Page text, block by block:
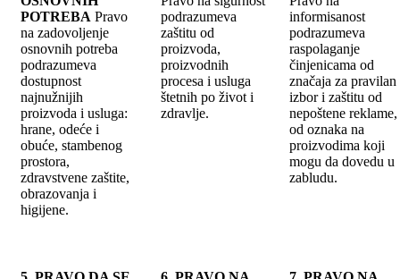
POTREBA Pravo
na zadovoljenje
osnovnih potreba
podrazumeva
dostupnost
najnužnijih
proizvoda i usluga:
hrane, odeće i
obuće, stambenog
prostora,
zdravstvene zaštite,
obrazovanja i
higijene.
podrazumeva
zaštitu od
proizvoda,
proizvodnih
procesa i usluga
štetnih po život i
zdravlje.
informisanost
podrazumeva
raspolaganje
činjenicama od
značaja za pravilan
izbor i zaštitu od
nepoštene
od oznaka na
proizvodima koji
mogu da dovedu u
zabludu.